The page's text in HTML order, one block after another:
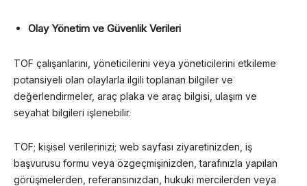
Olay Yönetim ve Güvenlik Verileri
TOF çalışanlarını, yöneticilerini veya yöneticilerini etkileme
potansiyeli olan olaylarla ilgili toplanan bilgiler ve
değerlendirmeler, araç plaka ve araç bilgisi, ulaşım ve
seyahat bilgileri işlenebilir.
TOF; kişisel verilerinizi; web sayfası ziyaretinizden, iş
başvurusu formu veya özgeçmişinizden, tarafınızla yapılan
görüşmelerden, referansınızdan, hukuki mercilerden veya